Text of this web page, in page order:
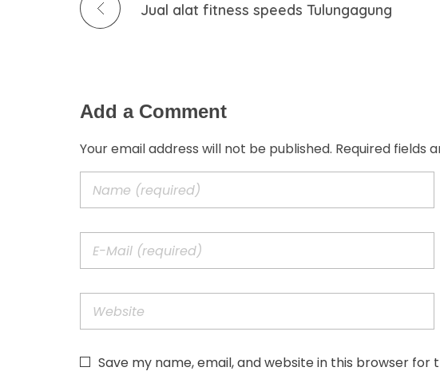
Jual alat fitness speeds Tulungagung
Add a Comment
Your email address will not be published. Required fields
Save my name, email, and website in this browser